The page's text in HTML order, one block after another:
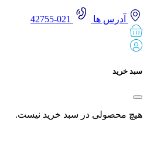
آدرس ها
خرید
محصولی در سبد خرید نیست.